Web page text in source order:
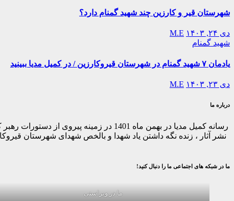
شهرستان قیر و کارزین چند شهید گمنام دارد؟
دی ۲۴, ۱۴۰۳
M.E
شهید گمنام
یادمان ۷ شهید گمنام در شهرستان قیروکارزین / در کمیل مدیا ببینید
دی ۲۳, ۱۴۰۳ M.E
درباره ما
رسانه کمیل مدیا در بهمن ماه 1401 در
نشر آثار ، زنده نگه داشتن یاد شهدا و بالخص شهدای شهرستان
ما در شبکه های اجتماعی ما را دنبال کنید!
ما در ویراستی